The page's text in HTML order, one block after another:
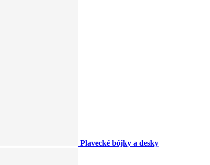
Plavecké bójky a desky